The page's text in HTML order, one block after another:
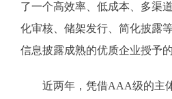
了一个高效率、低成本、多渠
化审核、储架发行、简化披露
信息披露成熟的优质企业授予
近两年，凭借AAA级的主体